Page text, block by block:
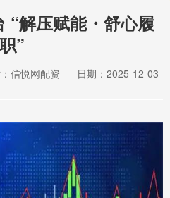
“解压赋能・舒心履
职”
信悦网配资
日期：2025-12-03